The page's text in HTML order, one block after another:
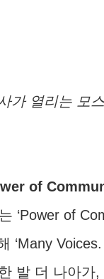
가 열리는 모
of
‘Power of
‘Many
발 더 나아가